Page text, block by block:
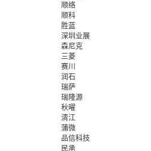
顺络
顺科
胜蓝
深圳业展
森尼克
三菱
赛川
润石
瑞萨
瑞隆源
秋曜
清江
蒲微
品信科技
民承